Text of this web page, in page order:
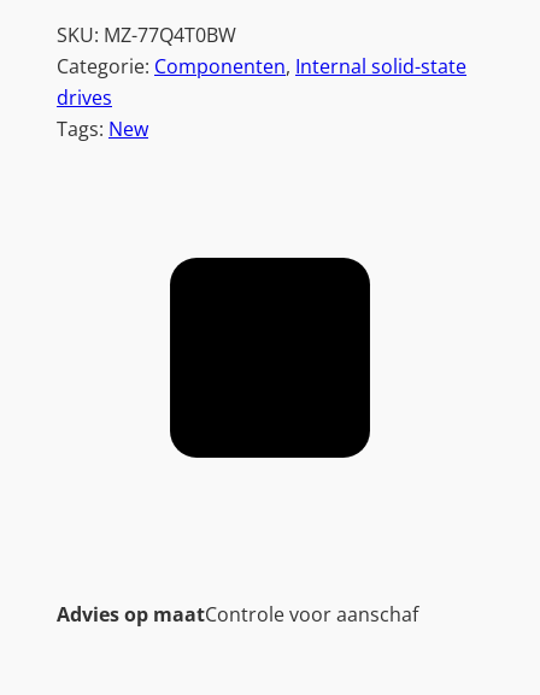
SKU: MZ-77Q4T0BW
Categorie: Componenten, Internal solid-state
drives
Tags: New
Advies op maatControle voor aanschaf